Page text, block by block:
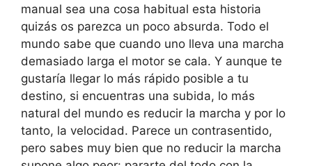
manual sea una cosa habitual esta historia
quizás os parezca un poco absurda. Todo el
mundo sabe que cuando uno lleva una marcha
demasiado larga el motor se cala. Y aunque te
gustaría llegar lo más rápido posible a tu
destino, si encuentras una subida, lo más
natural del mundo es reducir la marcha y por lo
tanto, la velocidad. Parece un contrasentido,
pero sabes muy bien que no reducir la marcha